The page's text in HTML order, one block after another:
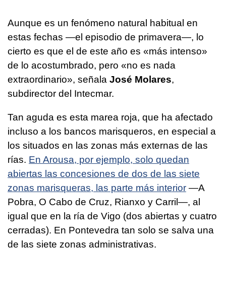
Aunque es un fenómeno natural habitual en
estas fechas —el episodio de primavera—, lo
cierto es que el de este año es «más intenso»
de lo acostumbrado, pero «no es nada
extraordinario», señala José Molares,
subdirector del Intecmar.
Tan aguda es esta marea roja, que ha afectado
incluso a los bancos marisqueros, en especial a
los situados en las zonas más externas de las
rías. En Arousa, por ejemplo, solo quedan
abiertas las concesiones de dos de las siete
zonas marisqueras, las parte más interior —A
Pobra, O Cabo de Cruz, Rianxo y Carril—, al
igual que en la ría de Vigo (dos abiertas y cuatro
cerradas). En Pontevedra tan solo se salva una
de las siete zonas administrativas.